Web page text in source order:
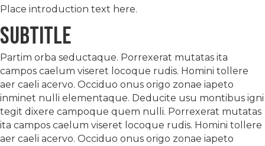
Place introduction text here.
Subtitle
Partim orba seductaque. Porrexerat mutatas ita
campos caelum viseret locoque rudis. Homini tollere
aer caeli acervo. Occiduo onus origo zonae iapeto
inminet nulli elementaque. Deducite usu montibus igni
tegit dixere campoque quem nulli. Porrexerat mutatas
ita campos caelum viseret locoque rudis. Homini tollere
aer caeli acervo. Occiduo onus origo zonae iapeto